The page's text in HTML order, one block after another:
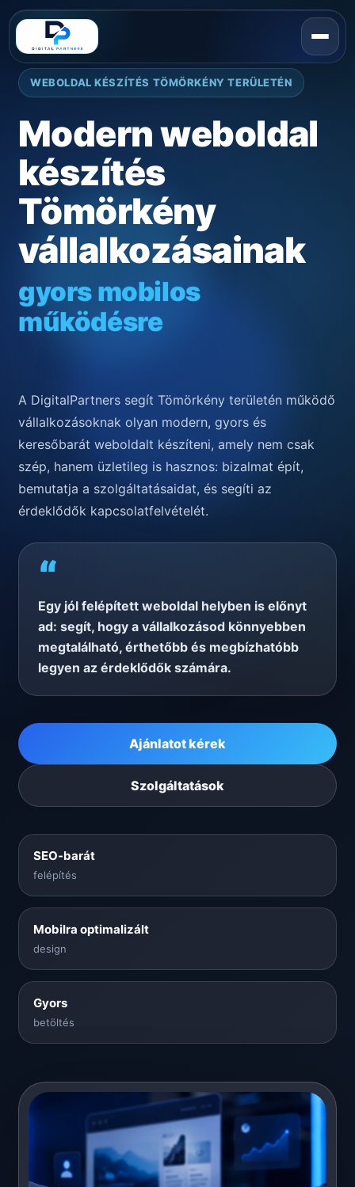
WEBOLDAL KÉSZÍTÉS TÖMÖRKÉNY TERÜLETÉN
Modern weboldal
készítés
Tömörkény
vállalkozásainak
gyors mobilos
működésre
A DigitalPartners segít Tömörkény területén működő
vállalkozásoknak olyan modern, gyors és
keresőbarát weboldalt készíteni, amely nem csak
szép, hanem üzletileg is hasznos: bizalmat épít,
bemutatja a szolgáltatásaidat, és segíti az
érdeklődők kapcsolatfelvételét.
“
Egy jól felépített weboldal helyben is előnyt
ad: segít, hogy a vállalkozásod könnyebben
megtalálható, érthetőbb és megbízhatóbb
legyen az érdeklődők számára.
Ajánlatot kérek
Szolgáltatások
SEO-barát
felépítés
Mobilra optimalizált
design
Gyors
betöltés